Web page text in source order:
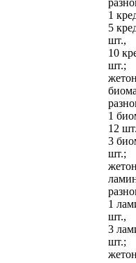
1
5
шт.,
10
шт.;
1
12
3
шт.;
1
шт.,
3
шт.;